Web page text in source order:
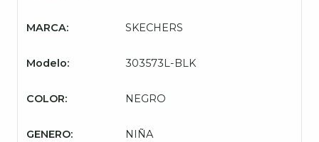
MARCA: SKECHERS
Modelo: 303573L-BLK
COLOR: NEGRO
GENERO: NIÑA